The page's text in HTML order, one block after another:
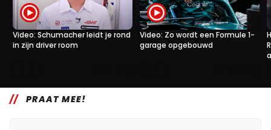
Video: Schumacher leidt je rond
in zijn driver room
Video: Zo wordt een Formule 1-
garage opgebouwd
PRAAT MEE!